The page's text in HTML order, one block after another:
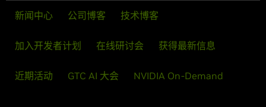
新闻中心 公司博客 技术博客
加入开发者计划 在线研讨会 获得最新信息
近期活动 GTC AI 大会 NVIDIA On-Demand